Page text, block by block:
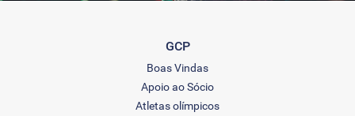
GCP
Boas Vindas
Apoio ao Sócio
Atletas olímpicos